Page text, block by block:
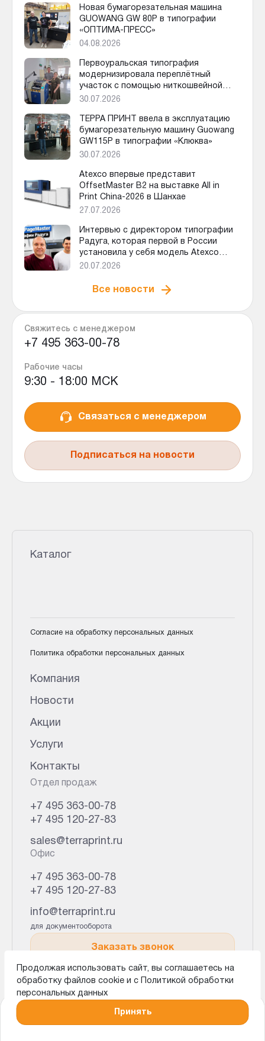
Новая бумагорезательная машина
GUOWANG GW 80P в типографии
«ОПТИМА-ПРЕСС»
04.08.2026
Первоуральская типография
модернизировала переплётный
участок с помощью ниткошвейной
машины SX-340DP
30.07.2026
ТЕРРА ПРИНТ ввела в эксплуатацию
бумагорезательную машину Guowang
GW115P в типографии «Клюква»
30.07.2026
Atexco впервые представит
OffsetMaster B2 на выставке All in
Print China-2026 в Шанхае
27.07.2026
Интервью с директором типографии
Радуга, которая первой в России
установила у себя модель Atexco
PageMaster 330
20.07.2026
Все новости
Свяжитесь с менеджером
+7 495 363-00-78
Рабочие часы
9:30 - 18:00 МСК
Связаться с менеджером
Подписаться на новости
Каталог
Согласие на обработку персональных данных
Политика обработки персональных данных
Компания
Новости
Акции
Услуги
Контакты
Отдел продаж
+7 495 363-00-78
+7 495 120-27-83
sales@terraprint.ru
Офис
+7 495 363-00-78
+7 495 120-27-83
info@terraprint.ru
для документооборота
Заказать звонок
Продолжая использовать сайт, вы соглашаетесь на
обработку файлов cookie и с
Политикой обработки
персональных данных
Принять